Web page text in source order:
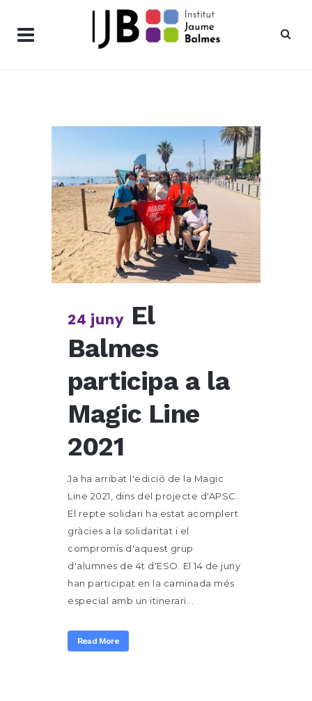
24 juny El
Balmes
participa a la
Magic Line
2021
Ja ha arribat l'edició de la Magic
Line 2021, dins del projecte d'APSC.
El repte solidari ha estat acomplert
gràcies a la solidaritat i el
compromís d'aquest grup
d'alumnes de 4t d'ESO. El 14 de juny
han participat en la caminada més
especial amb un itinerari...
Read More